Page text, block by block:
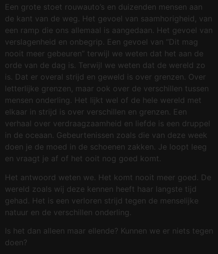
Een grote stoet rouwauto’s en duizenden mensen aan
de kant van de weg. Het gevoel van saamhorigheid, van
een ramp die ons allemaal is aangedaan. Het gevoel van
verslagenheid en onbegrip. Een gevoel van “Dit mag
nooit meer gebeuren” terwijl we weten dat het aan de
orde van de dag is. Terwijl we weten dat de wereld zo
is. Dat er overal strijd en geweld is over grenzen. Over
letterlijke grenzen, maar ook over de verschillen tussen
mensen onderling. Het lijkt wel of de hele wereld met
elkaar in strijd is over verschillen en grenzen. Een
verhaal over verdraagzaamheid en liefde is een druppel
in de oceaan. Gebeurtenissen zoals die van deze week
doen je de moed in de schoenen zakken. Je loopt leeg
en vraagt je af of het ooit nog goed komt.
Het antwoord weten we. Het komt nooit meer goed. De
wereld zoals wij deze kennen heeft haar langste tijd
gehad. Het is een verloren strijd tegen de menselijke
natuur en de verschillen onderling.
Is het dan alleen maar ellende? Kunnen we er niets tegen
doen?